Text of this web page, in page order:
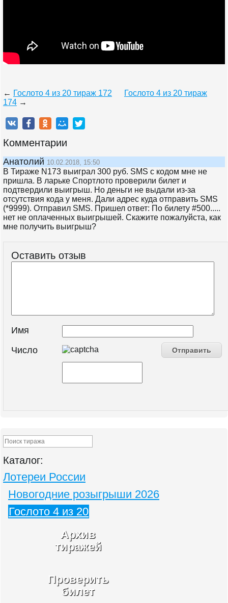
← Гослото 4 из 20 тираж 172
Гослото 4 из 20 тираж
174 →
Комментарии
Анатолий 10.02.2018, 15:50
В Тираже N173 выиграл 300 руб. SMS с кодом мне не
пришла. В ларьке Спортлото проверили билет и
подтвердили выигрыш. Но деньги не выдали из-за
отсутствия кода у меня. Дали адрес куда отправить SMS
(*9999). Отправил SMS. Пришел ответ: По билету #500.....
нет не оплаченных выигрышей. Скажите пожалуйста, как
мне получить выигрыш?
Оставить отзыв
Имя
Число
Каталог:
Лотереи России
Новогодние розыгрыши 2026
Гослото 4 из 20
Архив
тиражей
Проверить
билет